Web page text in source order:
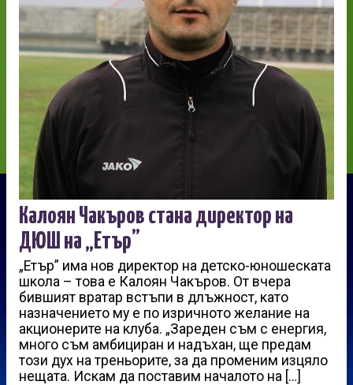
Калоян Чакъров стана директор на
ДЮШ на „Етър”
„Етър” има нов директор на детско-юношеската
школа – това е Калоян Чакъров. От вчера
бившият вратар встъпи в длъжност, като
назначението му е по изричното желание на
акционерите на клуба. „Зареден съм с енергия,
много съм амбициран и надъхан, ще предам
този дух на треньорите, за да променим изцяло
нещата. Искам да поставим началото на […]